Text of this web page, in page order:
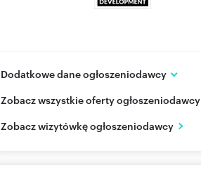
Dodatkowe dane ogłoszeniodawcy
ul. Kwiatkowskiego 44A/1
podkarpackie
Zobacz wszystkie oferty ogłoszeniodawcy
Zobacz wizytówkę ogłoszeniodawcy